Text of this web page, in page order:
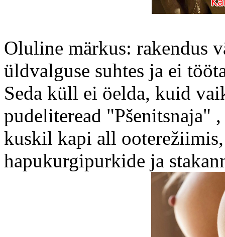
Oluline märkus: rakendus
üldvalguse suhtes ja ei
Seda küll ei öelda, kuid
pudeliteread "Pšenitsnaja"
kuskil kapi all
hapukurgipurkide ja